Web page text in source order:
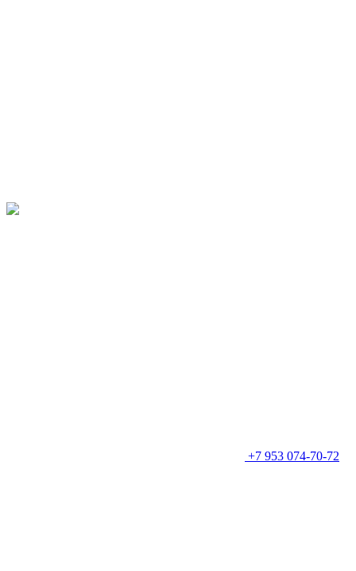
+7 953 074-70-72